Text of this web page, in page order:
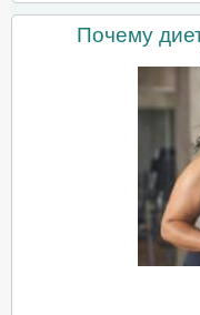
Почему